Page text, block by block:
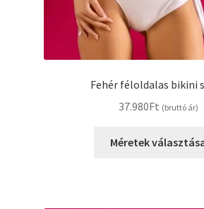
Fehér féloldalas bikini
37.980Ft (bruttó ár)
Méretek